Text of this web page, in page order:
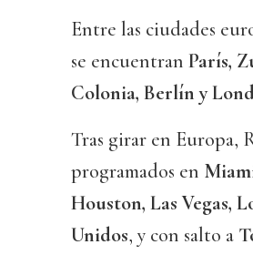
Entre las ciudades
se encuentran París,
Colonia, Berlín y
Tras girar en Europa,
programados en
Houston, Las Vegas,
Unidos, y con salto a